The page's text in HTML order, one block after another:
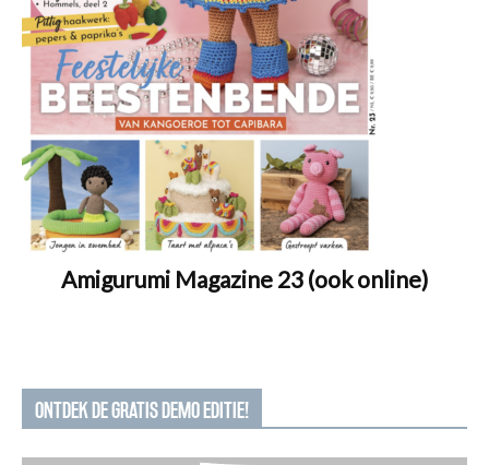
Amigurumi Magazine 23 (ook online)
ONTDEK DE GRATIS DEMO EDITIE!